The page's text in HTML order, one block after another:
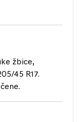
žbice,
45 R17.